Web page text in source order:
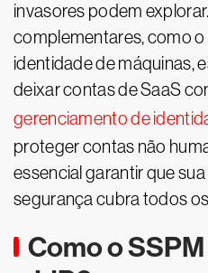
invasores podem
complementares, como
identidade de máquinas,
deixar contas de SaaS
gerenciamento de
proteger contas não
essencial garantir que
segurança cubra todos
Como o